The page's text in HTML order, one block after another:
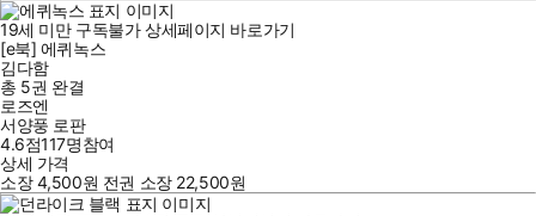
19세 미만 구독불가 상세페이지 바로가기
[e북] 에퀴녹스
김다함
총 5권 완결
로즈엔
서양풍 로판
4.6점117명참여
상세 가격
소장4,500원 전권 소장 22,500원